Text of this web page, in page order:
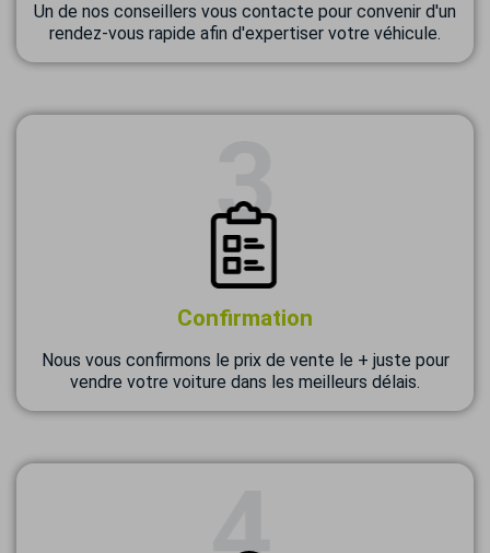
Un de nos conseillers vous contacte pour convenir d'un
rendez-vous rapide afin d'expertiser votre véhicule.
Confirmation
Nous vous confirmons le prix de vente le + juste pour
vendre votre voiture dans les meilleurs délais.